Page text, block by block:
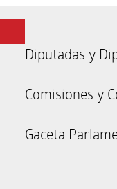
Diputadas y
Comisiones y
Gaceta